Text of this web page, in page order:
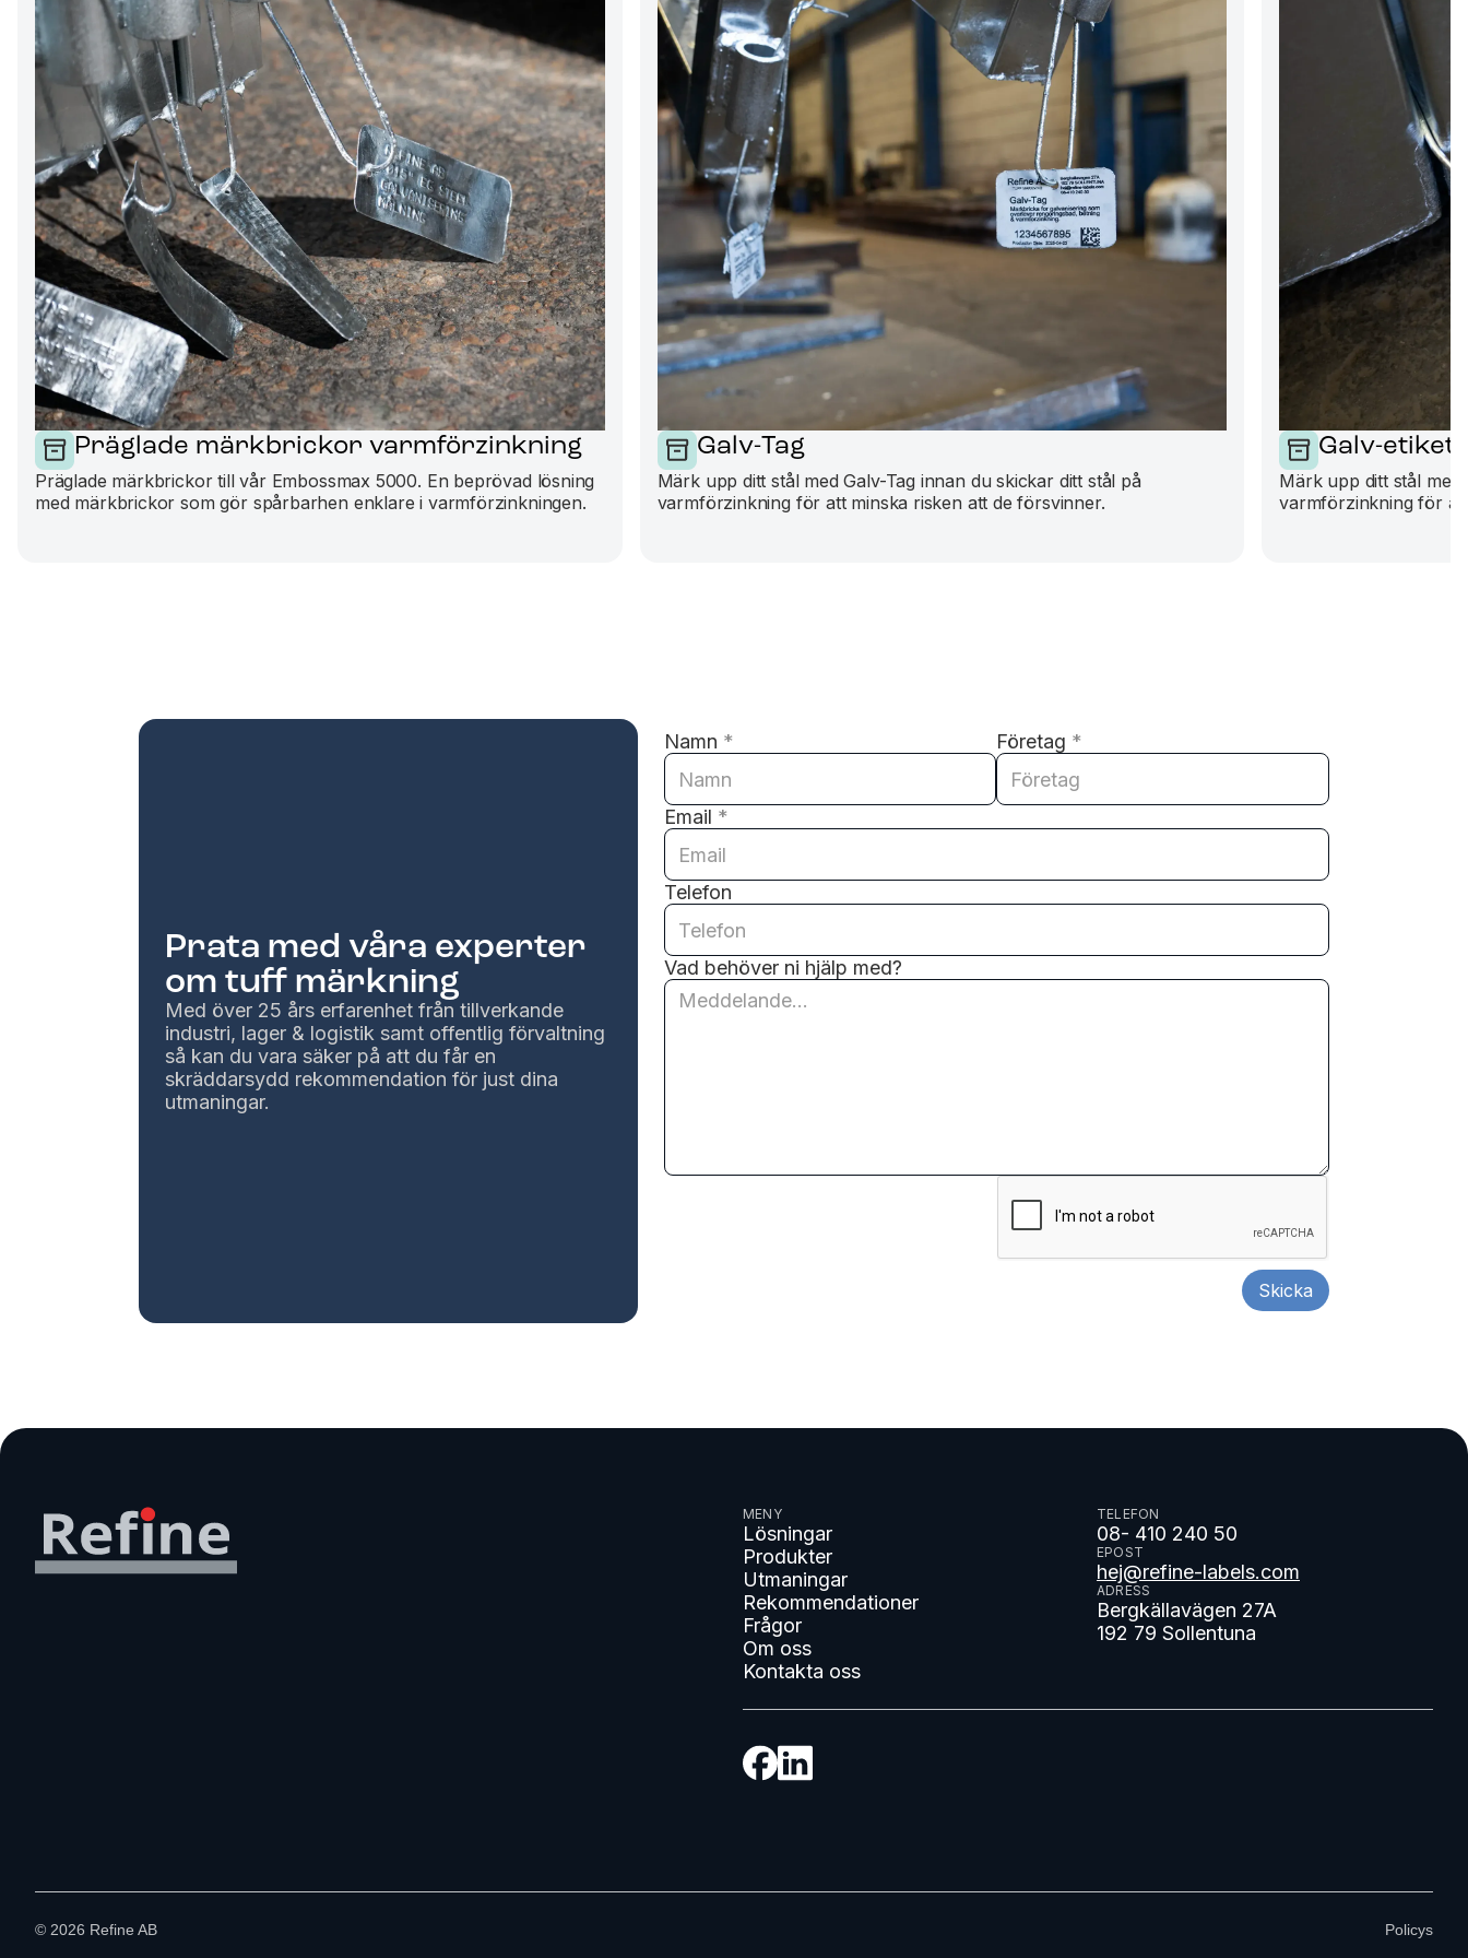
Präglade märkbrickor varmförzinkning
Präglade märkbrickor till vår Embossmax 5000. En beprövad lösning
med märkbrickor som gör spårbarhen enklare i varmförzinkningen.
Galv-Tag
Märk upp ditt stål med Galv-Tag innan du skickar ditt stål på
varmförzinkning för att minska risken att de försvinner.
Galv-etikett
Märk upp ditt stål med
varmförzinkning för
Prata med våra experter
om tuff märkning
Med över 25 års erfarenhet från tillverkande
industri, lager & logistik samt offentlig förvaltning
så kan du vara säker på att du får en
skräddarsydd rekommendation för just dina
utmaningar.
Namn * Företag *
Email *
Telefon
Vad behöver ni hjälp med?
MENY
Lösningar
Produkter
Utmaningar
Rekommendationer
Frågor
Om oss
Kontakta oss
TELEFON
08- 410 240 50
EPOST
hej@refine-labels.com
ADRESS
Bergkällavägen 27A
192 79 Sollentuna
© 2026 Refine AB Policys